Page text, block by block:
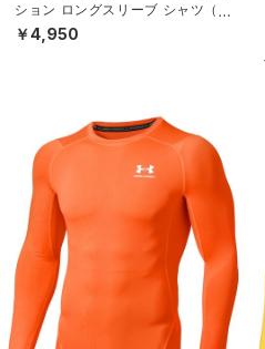
ション ロングスリーブ シャツ（ト
レーニング/MEN）
￥4,950